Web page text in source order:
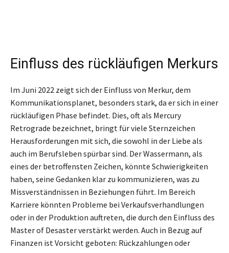
Einfluss des rückläufigen Merkurs
Im Juni 2022 zeigt sich der Einfluss von Merkur, dem
Kommunikationsplanet, besonders stark, da er sich in einer
rückläufigen Phase befindet. Dies, oft als Mercury
Retrograde bezeichnet, bringt für viele Sternzeichen
Herausforderungen mit sich, die sowohl in der Liebe als
auch im Berufsleben spürbar sind. Der Wassermann, als
eines der betroffensten Zeichen, könnte Schwierigkeiten
haben, seine Gedanken klar zu kommunizieren, was zu
Missverständnissen in Beziehungen führt. Im Bereich
Karriere könnten Probleme bei Verkaufsverhandlungen
oder in der Produktion auftreten, die durch den Einfluss des
Master of Desaster verstärkt werden. Auch in Bezug auf
Finanzen ist Vorsicht geboten: Rückzahlungen oder